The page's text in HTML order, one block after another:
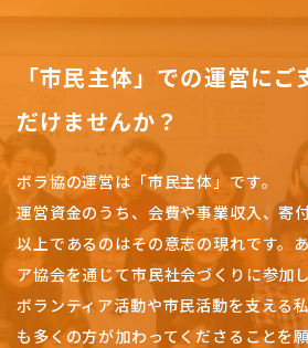
「市民主体」での運営に
だけませんか？
ボラ協の運営は「市民主体」です。
運営資金のうち、会費や事業収入、寄
以上であるのはその意志の現れです。
ア協会を通じて市民社会づくりに参加
ボランティア活動や市民活動を支える
も多くの方が加わってくださることを